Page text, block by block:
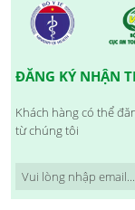
ĐĂNG KÝ NHẬN
Khách hàng có thể
từ chúng tôi